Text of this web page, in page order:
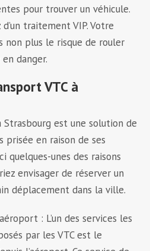
pour trouver un véhicule.
traitement VIP. Votre
non plus le risque de rouler
danger.
VTC à
Strasbourg est une solution de
en raison de ses
quelques-unes des raisons
envisager de réserver un
déplacement dans la ville.
: L’un des services les
par les VTC est le